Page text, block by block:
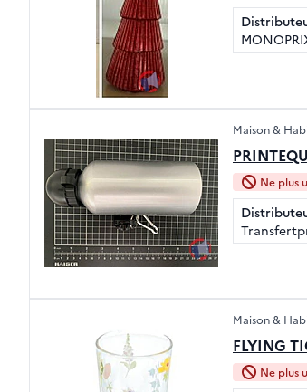
Maison &
Ne plus
Maison &
FLYING
Ne plus